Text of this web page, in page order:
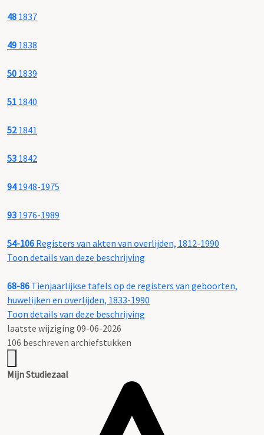
48 1837
49 1838
50 1839
51 1840
521841
53 1842
941948-1975
93 1976-1989
54-106 Registers van akten van overlijden, 1812-1990
Toon details van deze beschrijving
68-86 Tienjaarlijkse tafels op de registers van geboorten,
huwelijken en overlijden, 1833-1990
Toon details van deze beschrijving
laatste wijziging 09-06-2026
106 beschreven archiefstukken
Mijn Studiezaal